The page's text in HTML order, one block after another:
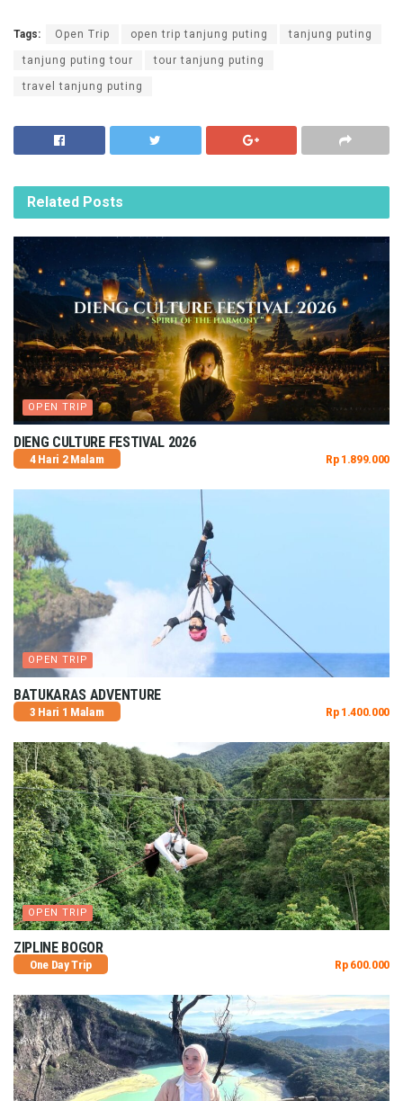
Tags: Open Trip open trip tanjung puting tanjung puting
tanjung puting tour tour tanjung puting
travel tanjung puting
Related Posts
OPEN TRIP
DIENG CULTURE FESTIVAL 2026
4 Hari 2 Malam Rp 1.899.000
OPEN TRIP
BATUKARAS ADVENTURE
3 Hari 1 Malam Rp 1.400.000
OPEN TRIP
ZIPLINE BOGOR
One Day Trip Rp 600.000